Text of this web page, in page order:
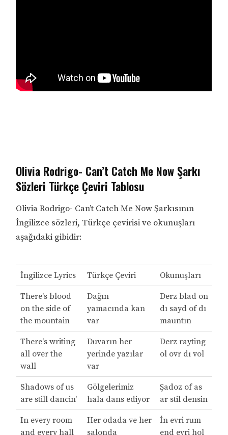
Olivia Rodrigo- Can’t Catch Me Now Şarkı
Sözleri Türkçe Çeviri Tablosu
Olivia Rodrigo- Can’t Catch Me Now Şarkısının
İngilizce sözleri, Türkçe çevirisi ve okunuşları
aşağıdaki gibidir:
İngilizce Lyrics Türkçe Çeviri Okunuşları
There's blood
on the side of
the mountain
Dağın
yamacında kan
var
Derz blad on
dı sayd of dı
mauntın
There's writing
all over the
wall
Duvarın her
yerinde yazılar
var
Derz rayting
ol ovr dı vol
Shadows of us
are still dancin'
Gölgelerimiz
hala dans ediyor
Şadoz of as
ar stil densin
In every room
and every hall
Her odada ve her
salonda
İn evri rum
end evri hol